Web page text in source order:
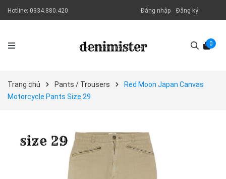
Hotline: 0334.880.420 Đăng nhập Đăng ký
0
Trang chủ Pants / Trousers
Red Moon Japan Canvas
Motorcycle Pants Size 29